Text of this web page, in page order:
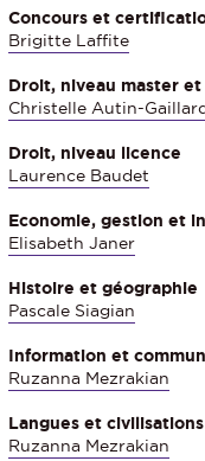
Concours et
Brigitte Laffite
Droit, niveau master
Christelle Autin-
Droit, niveau licence
Laurence Baudet
Economie, gestion et
Elisabeth Janer
Histoire et géographie
Pascale Siagian
Information et
Ruzanna Mezrakian
Langues et
Ruzanna Mezrakian